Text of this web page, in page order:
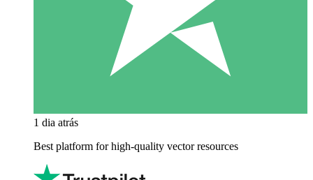
1 dia atrás
Best platform for high-quality vector resources